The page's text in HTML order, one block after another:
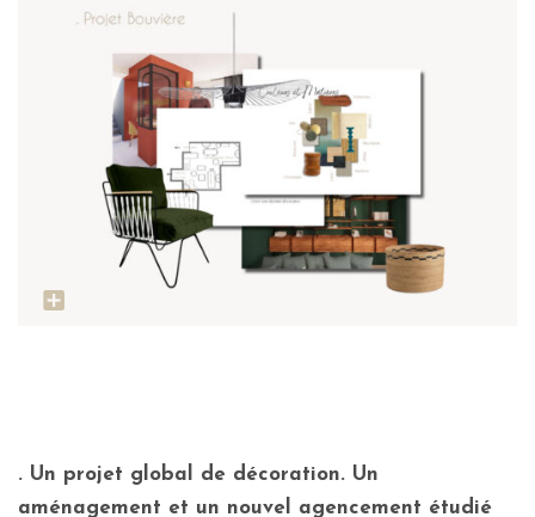
. Un projet global de décoration. Un
aménagement et un nouvel agencement étudié